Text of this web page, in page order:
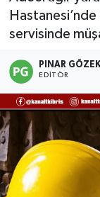
servisinde
PINAR
EDITÖR